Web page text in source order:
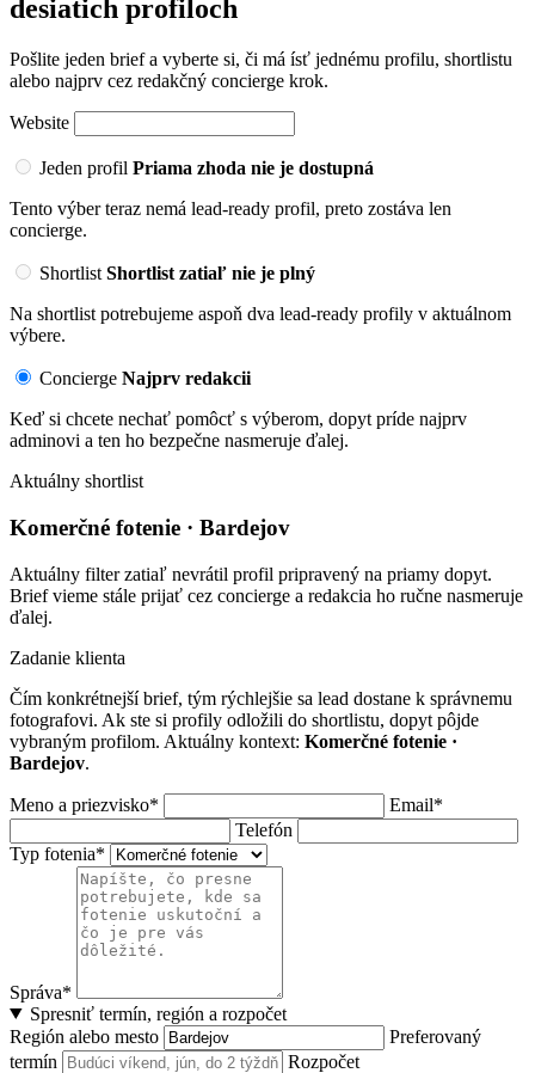
desiatich profiloch
Pošlite jeden brief a vyberte si, či má ísť jednému profilu, shortlistu
alebo najprv cez redakčný concierge krok.
Website
Jeden profil Priama zhoda nie je dostupná
Tento výber teraz nemá lead-ready profil, preto zostáva len
concierge.
Shortlist Shortlist zatiaľ nie je plný
Na shortlist potrebujeme aspoň dva lead-ready profily v aktuálnom
výbere.
Concierge Najprv redakcii
Keď si chcete nechať pomôcť s výberom, dopyt príde najprv
adminovi a ten ho bezpečne nasmeruje ďalej.
Aktuálny shortlist
Komerčné fotenie · Bardejov
Aktuálny filter zatiaľ nevrátil profil pripravený na priamy dopyt.
Brief vieme stále prijať cez concierge a redakcia ho ručne nasmeruje
ďalej.
Zadanie klienta
Čím konkrétnejší brief, tým rýchlejšie sa lead dostane k správnemu
fotografovi. Ak ste si profily odložili do shortlistu, dopyt pôjde
vybraným profilom. Aktuálny kontext: Komerčné fotenie ·
Bardejov.
Meno a priezvisko*
Email*
Telefón
Typ fotenia*
Správa*
Spresniť termín, región a rozpočet
Región alebo mesto
Preferovaný
termín
Rozpočet